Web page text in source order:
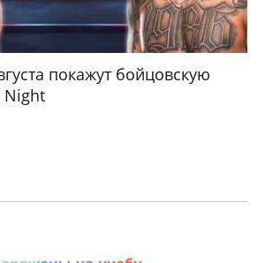
покажут бойцовскую
Night